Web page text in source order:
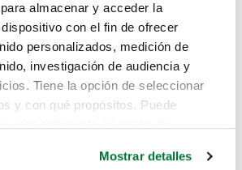
almacenar y acceder la
con el fin de ofrecer
personalizados, medición de
investigación de audiencia y
Tiene la opción de seleccionar
y con qué propósitos. Puede
Mostrar detalles
no sabemos como
hasta aquí.
el coche que estás
de estos enlaces: